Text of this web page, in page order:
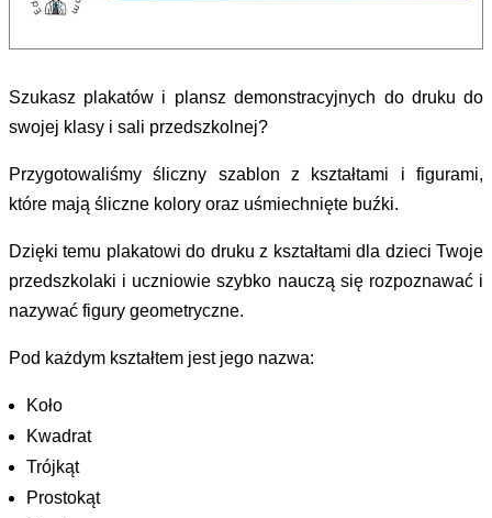
Szukasz plakatów i plansz demonstracyjnych do druku do
swojej klasy i sali przedszkolnej?
Przygotowaliśmy śliczny szablon z kształtami i figurami,
które mają śliczne kolory oraz uśmiechnięte buźki.
Dzięki temu plakatowi do druku z kształtami dla dzieci Twoje
przedszkolaki i uczniowie szybko nauczą się rozpoznawać i
nazywać figury geometryczne.
Pod każdym kształtem jest jego nazwa:
Koło
Kwadrat
Trójkąt
Prostokąt